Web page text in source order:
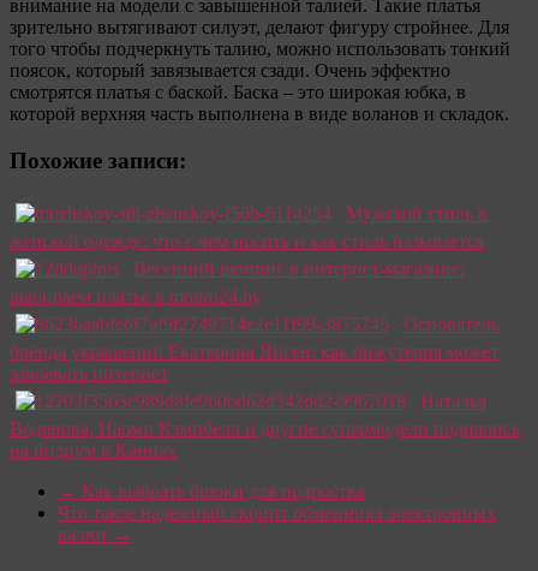
внимание на модели с завышенной талией. Такие платья
зрительно вытягивают силуэт, делают фигуру стройнее. Для
того чтобы подчеркнуть талию, можно использовать тонкий
поясок, который завязывается сзади. Очень эффектно
смотрятся платья с баской. Баска – это широкая юбка, в
которой верхняя часть выполнена в виде воланов и складок.
Похожие записи:
Мужской стиль в
женской одежде: что с чем носить и как стиль называется
Весенний шопинг в интернет-магазине:
выбираем платье в monro24.by
Основатель
бренда украшений Екатерина Янсен: как бижутерия может
завоевать интернет
Наталья
Водянова, Наоми Кэмпбелл и другие супермодели поднялись
на подиум в Каннах
← Как выбрать брюки для подростка
Что такое надежный скрипт обменника электронных
валют →